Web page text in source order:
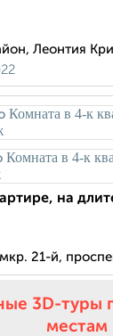
Леонтия
на
21-й,
3D-туры
местам